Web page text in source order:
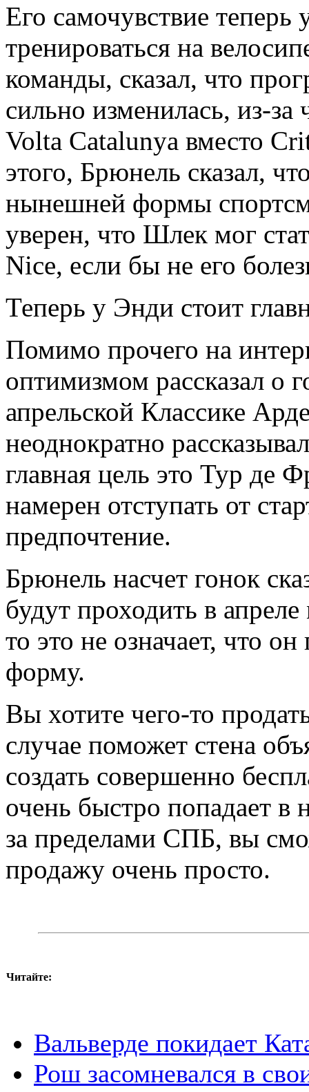
Его самочувствие
тренироваться на
команды, сказал, что
сильно изменилась, из-за
Volta Catalunya вместо
этого, Брюнель сказал,
нынешней формы
уверен, что Шлек мог
Nice, если бы не его
Теперь у Энди стоит
Помимо прочего на
оптимизмом рассказал о
апрельской Классике
неоднократно
главная цель это Тур де
намерен отступать от
предпочтение.
Брюнель насчет гонок
будут проходить в
то это не означает, что
форму.
Вы хотите чего-то
случае поможет стена
создать совершенно
очень быстро попадает в
за пределами СПБ, вы
продажу очень просто.
Читайте:
Вальверде покидает
Рош засомневался в